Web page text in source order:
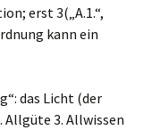
erst 3(„A.1.“,
kann ein
das Licht (der
3. Allwissen